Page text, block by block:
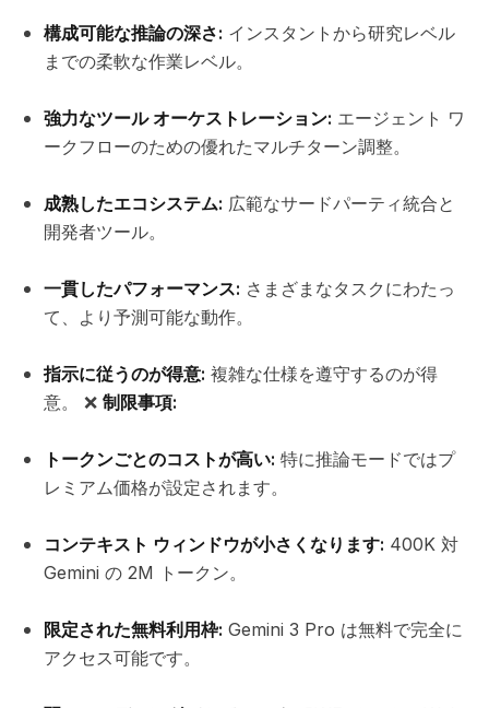
構成可能な推論の深さ: インスタントから研究レベル
までの柔軟な作業レベル。
強力なツール オーケストレーション: エージェント ワ
ークフローのための優れたマルチターン調整。
成熟したエコシステム: 広範なサードパーティ統合と
開発者ツール。
一貫したパフォーマンス: さまざまなタスクにわたっ
て、より予測可能な動作。
指示に従うのが得意: 複雑な仕様を遵守するのが得
意。 ❌ 制限事項:
トークンごとのコストが高い: 特に推論モードではプ
レミアム価格が設定されます。
コンテキスト ウィンドウが小さくなります: 400K 対
Gemini の 2M トークン。
限定された無料利用枠: Gemini 3 Pro は無料で完全に
アクセス可能です。